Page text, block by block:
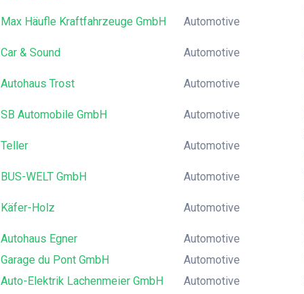
Max Häufle Kraftfahrzeuge GmbH Automotive
Car & Sound
Automotive
Autohaus Trost Automotive
SB Automobile GmbH
Automotive
Teller Automotive
BUS-WELT GmbH
Automotive
Käfer-Holz Automotive
Autohaus Egner
Automotive
Garage du Pont GmbH
Automotive
Auto-Elektrik Lachenmeier GmbH
Automotive